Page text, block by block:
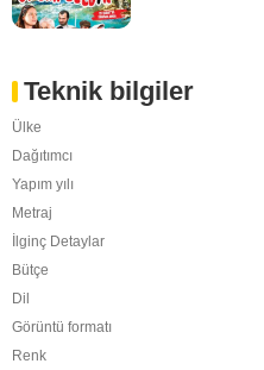
Teknik bilgiler
Ülke
Dağıtımcı
Yapım yılı
Metraj
İlginç Detaylar
Bütçe
Dil
Görüntü formatı
Renk